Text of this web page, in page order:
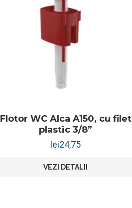
Flotor WC Alca A150, cu filet
plastic 3/8”
lei24,75
VEZI DETALII